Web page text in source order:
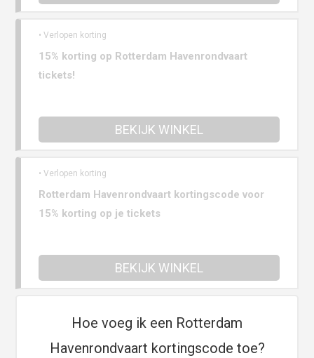
• Verlopen korting
15% korting op Rotterdam Havenrondvaart
tickets!
BEKIJK WINKEL
• Verlopen korting
Rotterdam Havenrondvaart kortingscode voor
15% korting op je tickets
BEKIJK WINKEL
Hoe voeg ik een Rotterdam
Havenrondvaart kortingscode toe?